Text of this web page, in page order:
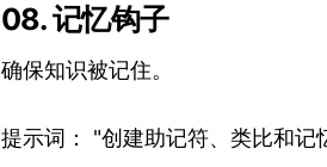
08. 记忆钩子
确保知识被记住。
提示词： "创建助记符、类比和